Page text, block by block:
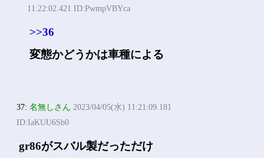
11:22:02.421 ID:PwmpVBYca
>>36
変態かどうかは車種による
37:名無しさん 2023/04/05(水) 11:21:09.181
ID:IaKUU6Sb0
gr86がスバル製だっただけ